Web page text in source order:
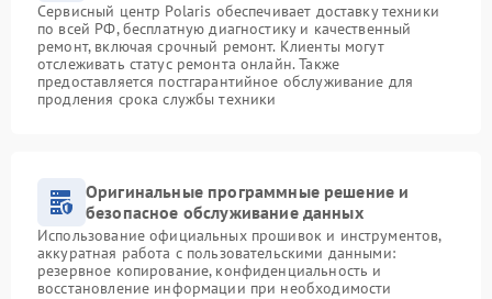
Сервисный центр Polaris обеспечивает доставку техники
по всей РФ, бесплатную диагностику и качественный
ремонт, включая срочный ремонт. Клиенты могут
отслеживать статус ремонта онлайн. Также
предоставляется постгарантийное обслуживание для
продления срока службы техники
Оригинальные программные решение и
безопасное обслуживание данных
Использование официальных прошивок и инструментов,
аккуратная работа с пользовательскими данными:
резервное копирование, конфиденциальность и
восстановление информации при необходимости